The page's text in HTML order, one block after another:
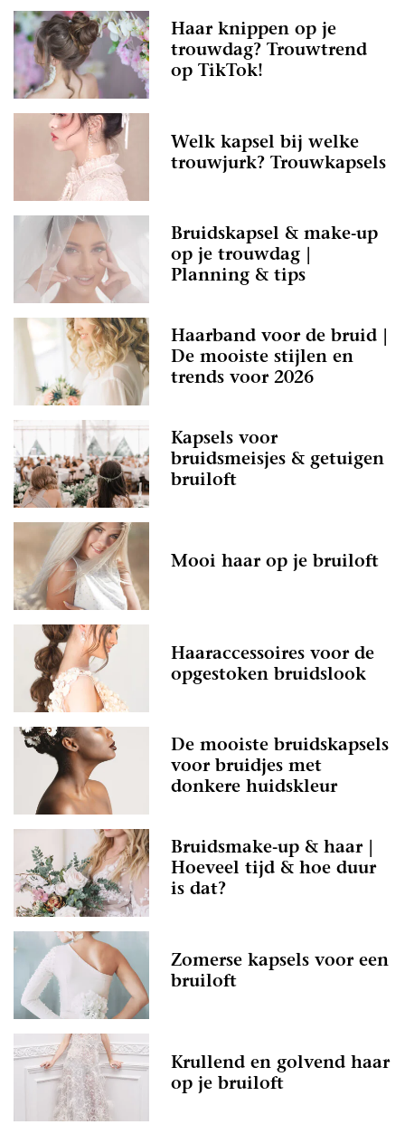
Haar knippen op je
trouwdag? Trouwtrend
op TikTok!
Welk kapsel bij welke
trouwjurk? Trouwkapsels
Bruidskapsel & make-up
op je trouwdag |
Planning & tips
Haarband voor de bruid |
De mooiste stijlen en
trends voor 2026
Kapsels voor
bruidsmeisjes & getuigen
bruiloft
Mooi haar op je bruiloft
Haaraccessoires voor de
opgestoken bruidslook
De mooiste bruidskapsels
voor bruidjes met
donkere huidskleur
Bruidsmake-up & haar |
Hoeveel tijd & hoe duur
is dat?
Zomerse kapsels voor een
bruiloft
Krullend en golvend haar
op je bruiloft